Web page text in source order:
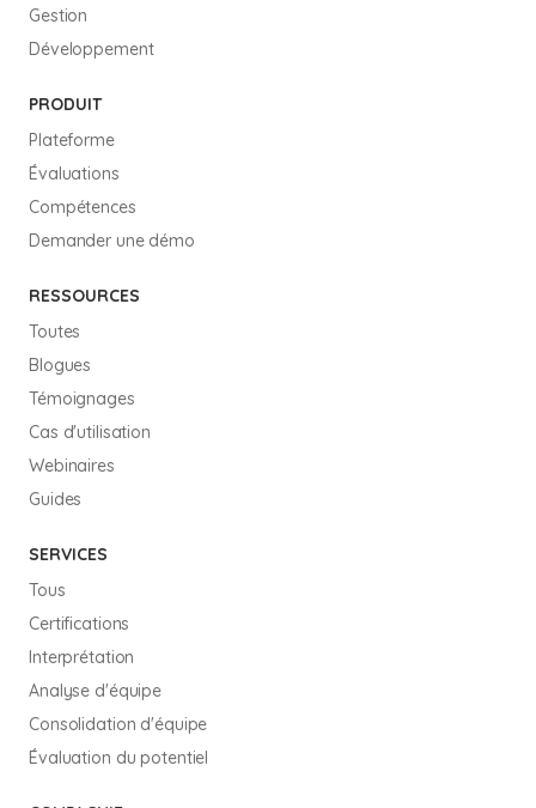
Gestion
Développement
PRODUIT
Plateforme
Évaluations
Compétences
Demander une démo
RESSOURCES
Toutes
Blogues
Témoignages
Cas d'utilisation
Webinaires
Guides
SERVICES
Tous
Certifications
Interprétation
Analyse d'équipe
Consolidation d'équipe
Évaluation du potentiel